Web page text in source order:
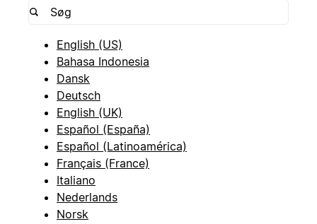
English (US)
Bahasa Indonesia
Dansk
Deutsch
English (UK)
Español (España)
Español (Latinoamérica)
Français (France)
Italiano
Nederlands
Norsk